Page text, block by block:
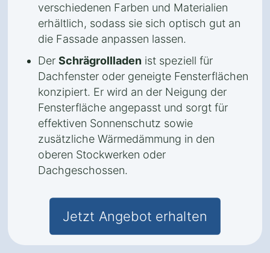
verschiedenen Farben und Materialien
erhältlich, sodass sie sich optisch gut an
die Fassade anpassen lassen.
Der Schrägrollladen ist speziell für
Dachfenster oder geneigte Fensterflächen
konzipiert. Er wird an der Neigung der
Fensterfläche angepasst und sorgt für
effektiven Sonnenschutz sowie
zusätzliche Wärmedämmung in den
oberen Stockwerken oder
Dachgeschossen.
Jetzt Angebot erhalten